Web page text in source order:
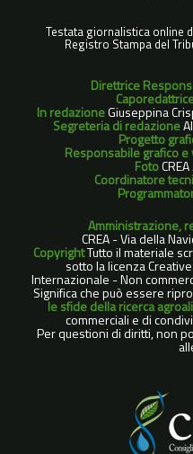
Testata giornalistica online
Registro Stampa del
Direttrice
In redazioneGiuseppina
Segreteria di redazione
Progetto
Responsabile grafico e
Foto
Coordinatore
Amministrazione,
CREA - Via della
CopyrightTutto il materiale
sotto la licenza
Internazionale - Non
Significa che può essere
le sfide della ricerca
commerciali e di
Per questioni di diritti, non